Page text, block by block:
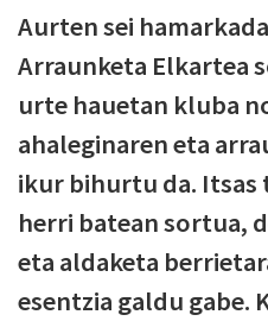
Aurten sei
Arraunketa Elkartea
urte hauetan kluba
ahaleginaren eta
ikur bihurtu da.
herri batean sortua,
eta aldaketa
esentzia galdu gabe.